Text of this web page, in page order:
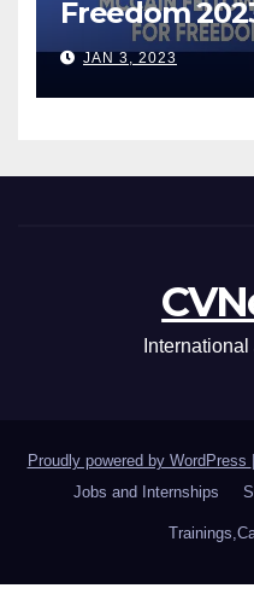
Freedom
Leaders
JAN 3, 2023
Proudly powered by WordPress
Jobs and Internships